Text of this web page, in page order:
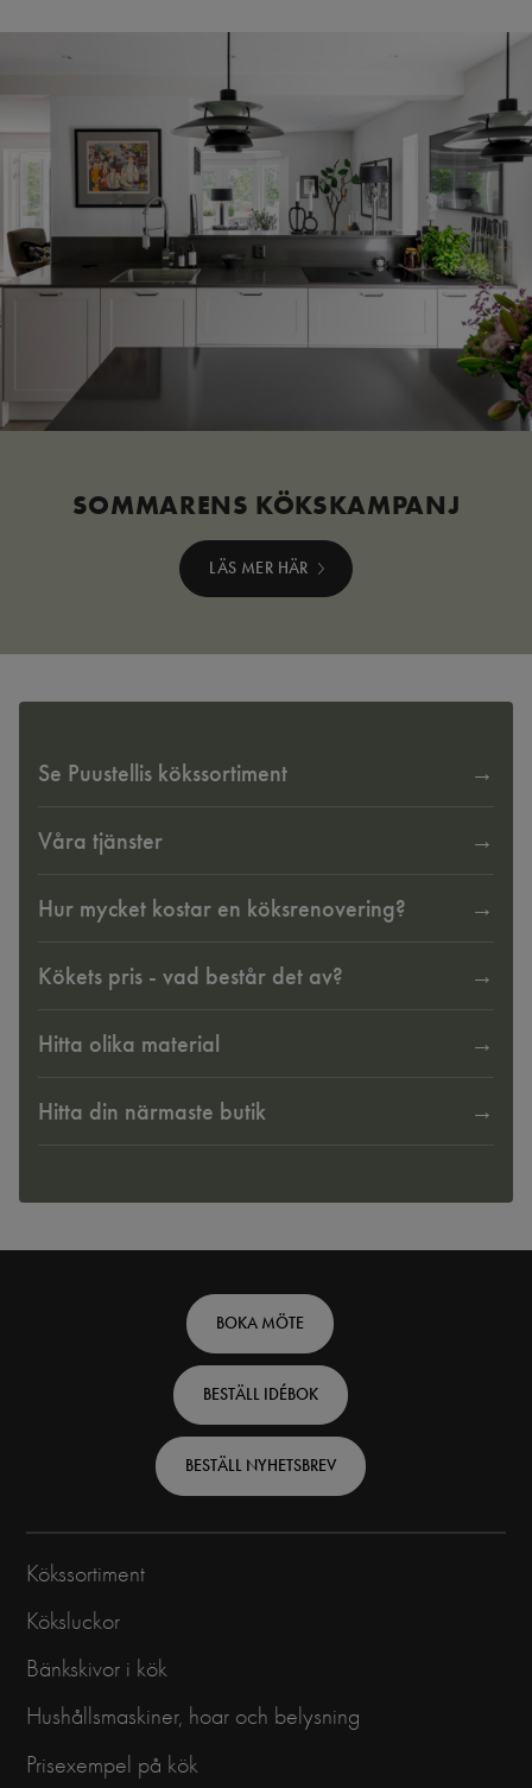
SOMMARENS KÖKSKAMPANJ
LÄS MER HÄR
Se Puustellis kökssortiment
Våra tjänster
Hur mycket kostar en köksrenovering?
Kökets pris - vad består det av?
Hitta olika material
Hitta din närmaste butik
Swedish
BOKA MÖTE
BESTÄLL IDÉBOK
BESTÄLL NYHETSBREV
Kökssortiment
Köksluckor
Bänkskivor i kök
Hushållsmaskiner, hoar och belysning
Prisexempel på kök